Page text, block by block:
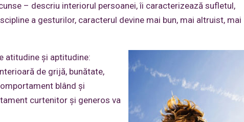
– descriu interiorul persoanei, îi caracterizează sufletul,
a gesturilor, caracterul devine mai bun, mai altruist, mai
atitudine şi aptitudine:
de grijă, bunătate,
blând şi
curtenitor şi generos va